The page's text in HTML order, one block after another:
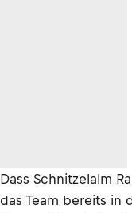
Dass Schnitzelalm
das Team bereits in